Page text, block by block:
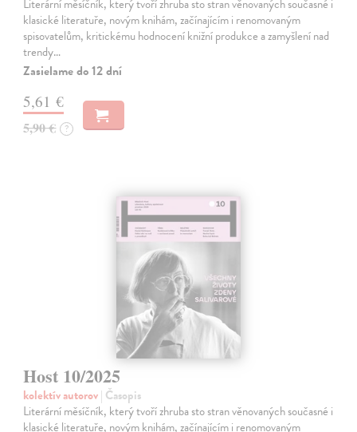
Literární měsíčník, který tvoří zhruba sto stran věnovaných současné i
klasické literatuře, novým knihám, začínajícím i renomovaným
spisovatelům, kritickému hodnocení knižní produkce a zamyšlení nad
trendy…
Zasielame do 12 dní
5,61 €
5,90 € ?
Host 10/2025
kolektív autorov| Časopis
Literární měsíčník, který tvoří zhruba sto stran věnovaných současné i
klasické literatuře, novým knihám, začínajícím i renomovaným